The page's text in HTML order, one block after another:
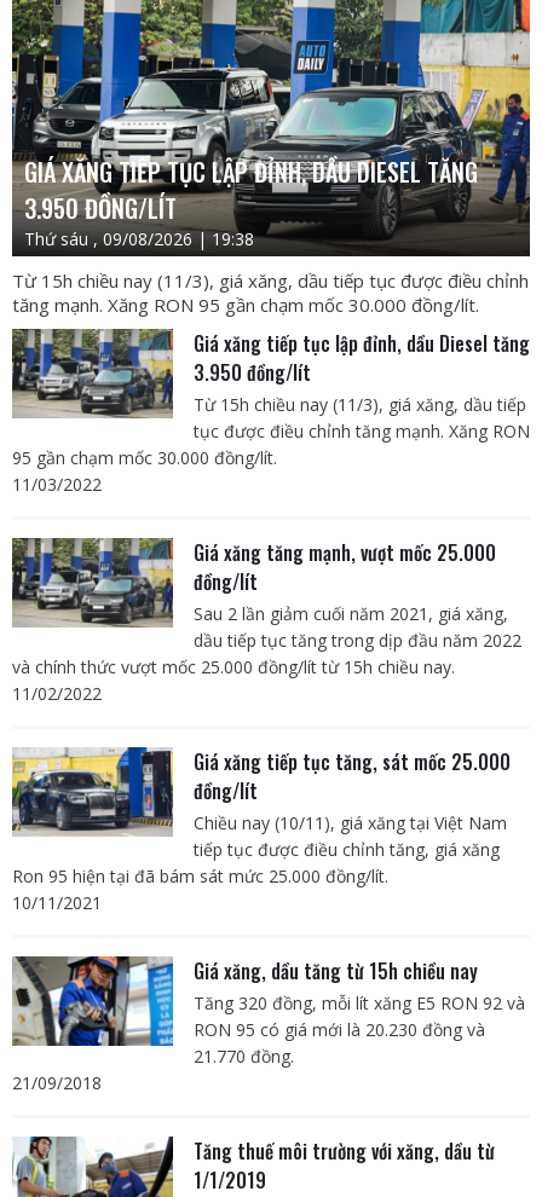
GIÁ XĂNG TIẾP TỤC LẬP ĐỈNH, DẦU DIESEL TĂNG
3.950 ĐỒNG/LÍT
Thứ sáu , 09/08/2026 | 19:38
Từ 15h chiều nay (11/3), giá xăng, dầu tiếp tục được điều chỉnh
tăng mạnh. Xăng RON 95 gần chạm mốc 30.000 đồng/lít.
Giá xăng tiếp tục lập đỉnh, dầu Diesel tăng
3.950 đồng/lít
Từ 15h chiều nay (11/3), giá xăng, dầu tiếp
tục được điều chỉnh tăng mạnh. Xăng RON
95 gần chạm mốc 30.000 đồng/lít.
11/03/2022
Giá xăng tăng mạnh, vượt mốc 25.000
đồng/lít
Sau 2 lần giảm cuối năm 2021, giá xăng,
dầu tiếp tục tăng trong dịp đầu năm 2022
và chính thức vượt mốc 25.000 đồng/lít từ 15h chiều nay.
11/02/2022
Giá xăng tiếp tục tăng, sát mốc 25.000
đồng/lít
Chiều nay (10/11), giá xăng tại Việt Nam
tiếp tục được điều chỉnh tăng, giá xăng
Ron 95 hiện tại đã bám sát mức 25.000 đồng/lít.
10/11/2021
Giá xăng, dầu tăng từ 15h chiều nay
Tăng 320 đồng, mỗi lít xăng E5 RON 92 và
RON 95 có giá mới là 20.230 đồng và
21.770 đồng.
21/09/2018
Tăng thuế môi trường với xăng, dầu từ
1/1/2019